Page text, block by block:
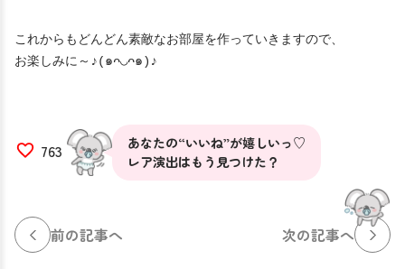
これからもどんどん素敵なお部屋を作っていきますので、
お楽しみに～♪(๑ᴖ◡ᴖ๑)♪
763
あなたの“いいね”が嬉しいっ♡
レア演出はもう見つけた？
前の記事へ 次の記事へ